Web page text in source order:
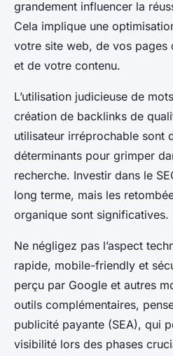
grandement influencer la
Cela implique une
votre site web, de vos pages
et de votre contenu.
L’utilisation judicieuse de
création de backlinks de
utilisateur irréprochable sont
déterminants pour grimper
recherche. Investir dans le
long terme, mais les
organique sont significatives.
Ne négligez pas l’aspect
rapide, mobile-friendly et
perçu par Google et autres
outils complémentaires,
publicité payante (SEA), qui
visibilité lors des phases